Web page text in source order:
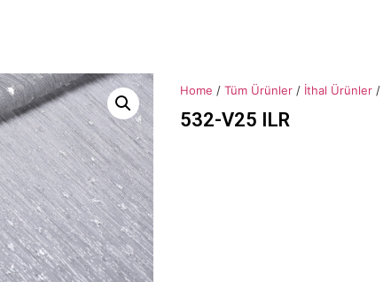
Home / Tüm Ürünler/ İthal Ürünler/
532-V25 ILR